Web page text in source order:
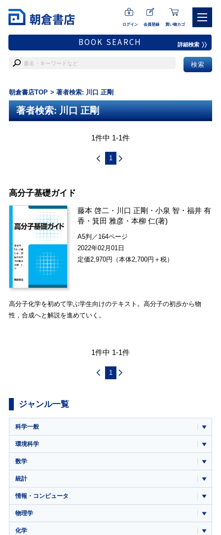
ログイン 会員登録 買い物カゴ
BOOK SEARCH 詳細検索
朝倉書店TOP 著者検索: 川口 正剛
著者検索: 川口 正剛
1件中 1-1件
1
高分子基礎ガイド
藤本 啓二 ・ 川口 正剛 ・小泉 智 ・福井 有
香 ・箕田 雅彦 ・本柳 仁(著)
A5判／164ページ
2022年02月01日
定価2,970円（本体2,700円＋税）
高分子化学を初めて学ぶ学生向けのテキスト。高分子の初歩から物
性，合成へと解説を進めていく。
1件中 1-1件
1
ジャンル一覧
科学一般
環境科学
数学
統計
情報・コンピュータ
物理学
化学